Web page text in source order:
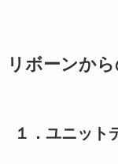
リボーンか
１．ユニット